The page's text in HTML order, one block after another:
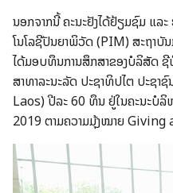
ນອກ​ຈາກ​ນີ້ ຄະນະ​ຢັງ​ໄດ້​ຢ້ຽມ​ຊົມ ​ແລ
ໂນ​ໂລ​ຊີ​ປັນຍາ​ພິ​ວັດ​ (PIM) ສະຖາ​ບັ
ໄດ້​ມອບ​ທຶນ​ການສຶກສາ​ຂອງບໍລິສັດ
ສາທາລະນະລັດ ປະຊາທິປໄຕ ປະຊ
Laos) ປີ​ລະ 60 ທຶນ ຢູ່ໃນ​ຄະນະ​ບໍລິ
2019 ຕາມຄວາມມຸ້ງໝາຍ